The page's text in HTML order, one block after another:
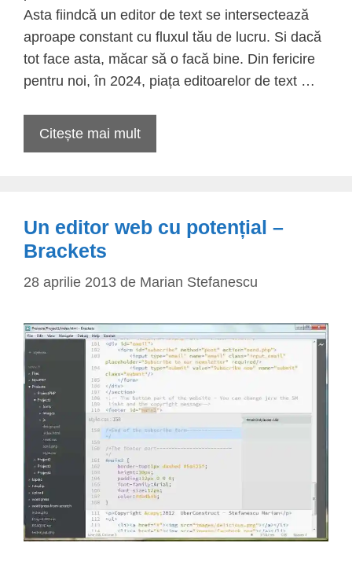
Asta fiindcă un editor de text se intersectează
aproape constant cu fluxul tău de lucru. Si dacă
tot face asta, măcar să o facă bine. Din fericire
pentru noi, în 2024, piața editoarelor de text …
Citește mai mult
Un editor web cu potențial –
Brackets
28 aprilie 2013 de Marian Stefanescu